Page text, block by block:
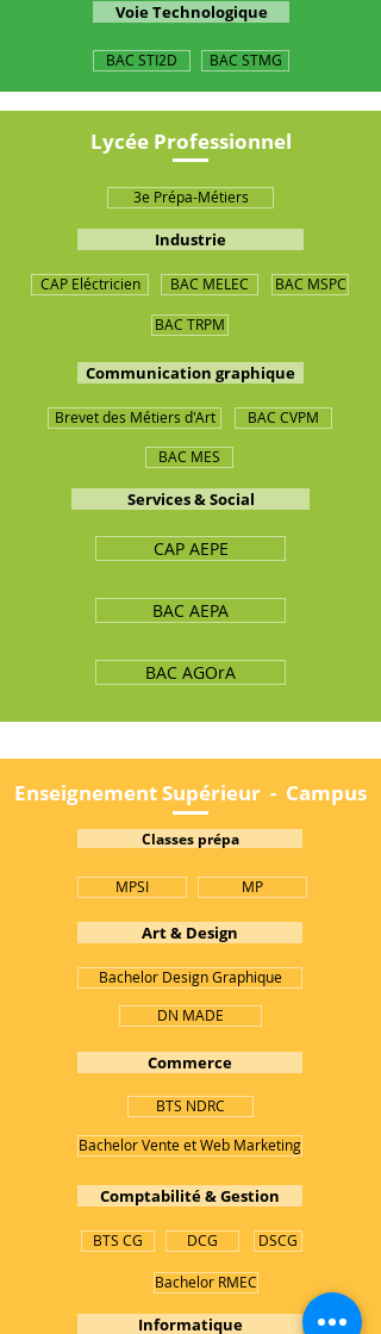
Voie Technologique
BAC STI2D BAC STMG
Lycée Professionnel
3e Prépa-Métiers
Industrie
CAP Eléctricien BAC MELEC BAC MSPC
BAC TRPM
Communication graphique
Brevet des Métiers d'Art BAC CVPM
BAC MES
Services & Social
CAP AEPE
BAC AEPA
BAC AGOrA
Enseignement Supérieur - Campus
Classes prépa
MPSI MP
Art & Design
Bachelor Design Graphique
DN MADE
Commerce
BTS NDRC
Bachelor Vente et Web Marketing
Comptabilité & Gestion
BTS CG DCG DSCG
Bachelor RMEC
Informatique